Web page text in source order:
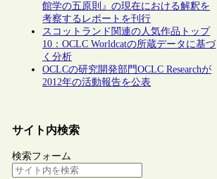
館学の五原則』の現在における解釈を
考察するレポートを刊行
スコットランド関連の人気作品トップ
10：OCLC Worldcatの所蔵データに基づ
く分析
OCLCの研究開発部門OCLC Researchが
2012年の活動報告を公表
サイト内検索
検索フォーム